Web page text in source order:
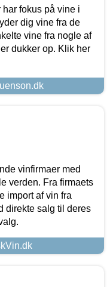
fokus på vine i
dig vine fra de
vine fra nogle af
dukker op. Klik her
vinfirmaer med
verden. Fra firmaets
import af vin fra
direkte salg til deres